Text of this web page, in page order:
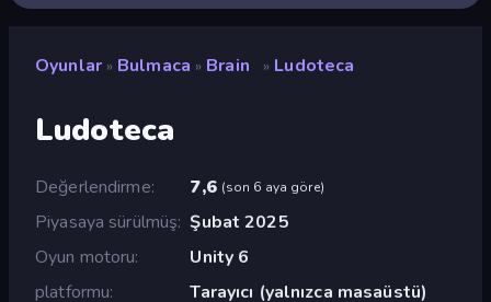
Oyunlar » Bulmaca » Brain » Ludoteca
Ludoteca
Değerlendirme 7,6 (son 6 aya göre)
Piyasaya sürülmüş Şubat 2025
Oyun motoru
Unity 6
platformu
Tarayıcı (yalnızca masaüstü)